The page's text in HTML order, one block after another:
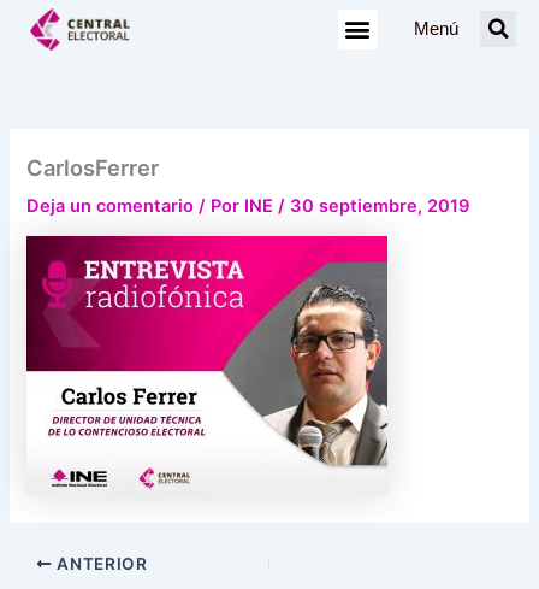
Menú
CarlosFerrer
Deja un comentario / Por INE/ 30 septiembre, 2019
ANTERIOR